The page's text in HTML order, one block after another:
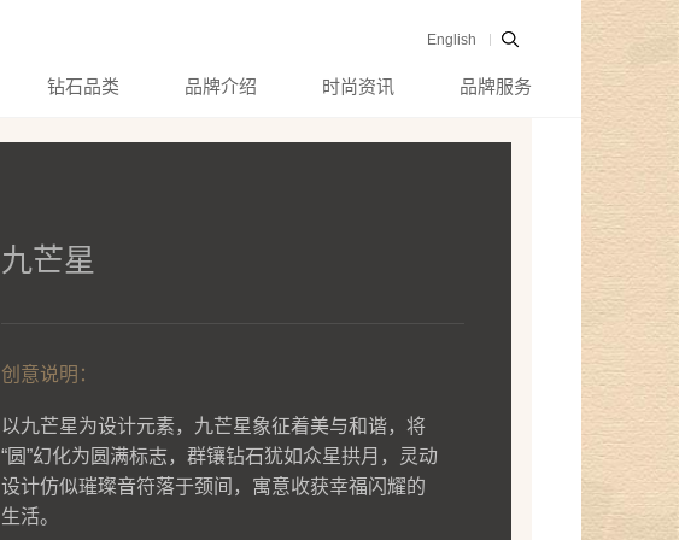
English
钻石品类 品牌介绍 时尚资讯 品牌服务
九芒星
创意说明：
以九芒星为设计元素，九芒星象征着美与和谐，将
“圆”幻化为圆满标志，群镶钻石犹如众星拱月，
灵动
设计仿似璀璨音符落于颈间，寓意收获幸福闪耀的
生活。